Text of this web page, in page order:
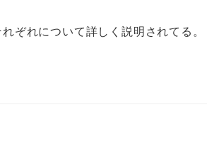
ぞれについて詳しく説明されてる。